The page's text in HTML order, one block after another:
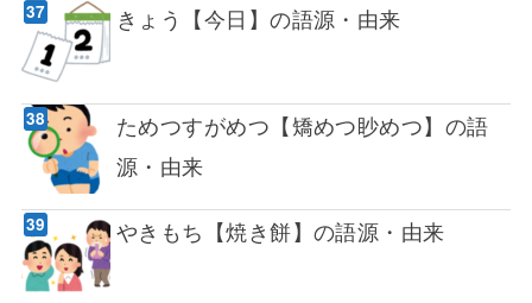
きょう【今日】の語源・由来
ためつすがめつ【矯めつ眇めつ】の語
源・由来
やきもち【焼き餅】の語源・由来